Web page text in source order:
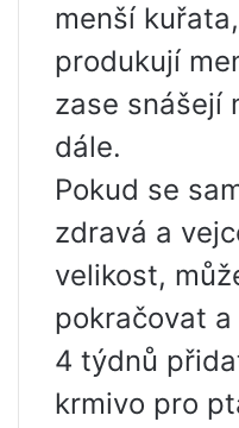
menší
produkují
zase snášejí
dále.
Pokud se
zdravá a
velikost,
pokračovat
4 týdnů
krmivo pro